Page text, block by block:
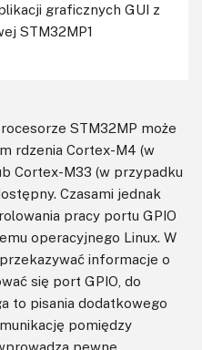
graficznych GUI z
STM32MP1
STM32MP może
rdzenia Cortex-M4 (w
Cortex-M33 (w przypadku
Czasami jednak
pracy portu GPIO
operacyjnego Linux. W
informacje o
się port GPIO, do
to pisania dodatkowego
pomiędzy
pewne